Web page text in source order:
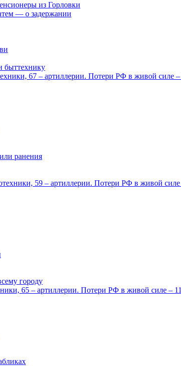
из Горловки
— о задержании
быттехнику
67 – артиллерии. Потери РФ в живой силе
ранения
59 – артиллерии. Потери РФ в живой
городу
65 – артиллерии. Потери РФ в живой силе –